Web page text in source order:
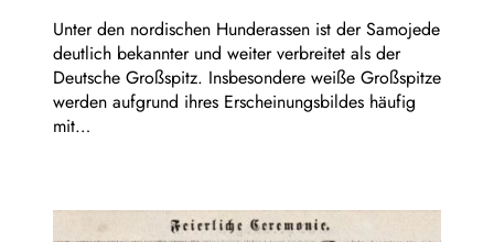
Unter den nordischen Hunderassen ist der Samojede
deutlich bekannter und weiter verbreitet als der
Deutsche Großspitz. Insbesondere weiße Großspitze
werden aufgrund ihres Erscheinungsbildes häufig
mit…